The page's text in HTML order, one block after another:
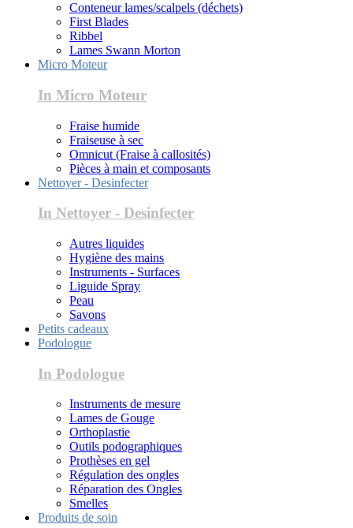
Conteneur lames/scalpels (déchets)
First Blades
Ribbel
Lames Swann Morton
Micro Moteur
In Micro Moteur
Fraise humide
Fraiseuse à sec
Omnicut (Fraise à callosités)
Pièces à main et composants
Nettoyer - Desinfecter
In Nettoyer - Desinfecter
Autres liquides
Hygiène des mains
Instruments - Surfaces
Liguide Spray
Peau
Savons
Petits cadeaux
Podologue
In Podologue
Instruments de mesure
Lames de Gouge
Orthoplastie
Outils podographiques
Prothèses en gel
Régulation des ongles
Réparation des Ongles
Smelles
Produits de soin